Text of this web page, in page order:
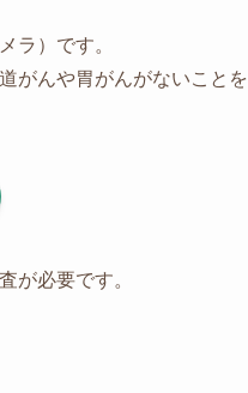
ラ）です。
がんや胃がんがないことを
が必要です。